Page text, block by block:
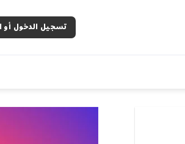
تسجيل الدخول أو